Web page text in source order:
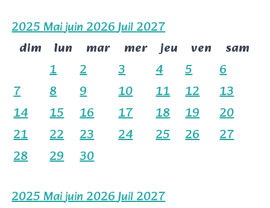
2025Maijuin 2026Juil2027
dim
lun mar mer jeu ven
sam
1
2 3 4 5
6
7
8 9 10 11 12
13
14
15 16 17 18 19
20
21
22 23 24 25 26
27
28
29
30
2025Maijuin 2026Juil2027